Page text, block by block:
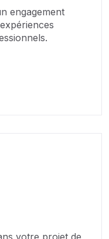
engagement
votre projet de